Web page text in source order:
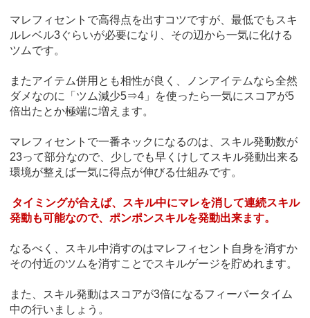
マレフィセントで高得点を出すコツですが、最低でもスキ
ルレベル3ぐらいが必要になり、その辺から一気に化ける
ツムです。
またアイテム併用とも相性が良く、ノンアイテムなら全然
ダメなのに「ツム減少5⇒4」を使ったら一気にスコアが5
倍出たとか極端に増えます。
マレフィセントで一番ネックになるのは、スキル発動数が
23って部分なので、少しでも早くけしてスキル発動出来る
環境が整えば一気に得点が伸びる仕組みです。
タイミングが合えば、スキル中にマレを消して連続スキル
発動も可能なので、ポンポンスキルを発動出来ます。
なるべく、スキル中消すのはマレフィセント自身を消すか
その付近のツムを消すことでスキルゲージを貯めれます。
また、スキル発動はスコアが3倍になるフィーバータイム
中の行いましょう。